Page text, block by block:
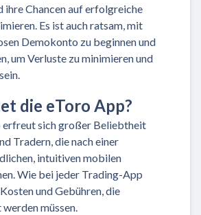
ihre Chancen auf erfolgreiche
Es ist auch ratsam, mit
Demokonto zu beginnen und
um Verluste zu minimieren und
die eToro App?
erfreut sich großer Beliebtheit
Tradern, die nach einer
intuitiven mobilen
Wie bei jeder Trading-App
und Gebühren, die
müssen.